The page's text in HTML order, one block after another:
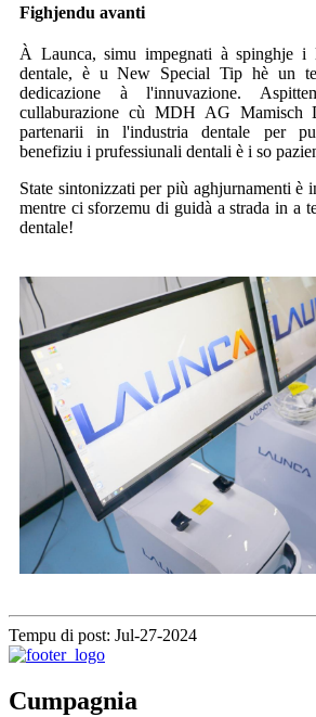
Fighjendu avanti
À Launca, simu impegnati à spinghje
dentale, è u New Special Tip hè un
dedicazione à l'innuvazione.
cullaburazione cù MDH AG Mamisch
partenarii in l'industria dentale per
benefiziu i prufessiunali dentali è i so
State sintonizzati per più aghjurnamenti è
mentre ci sforzemu di guidà a strada in a
dentale!
Tempu di post: Jul-27-2024
Cumpagnia